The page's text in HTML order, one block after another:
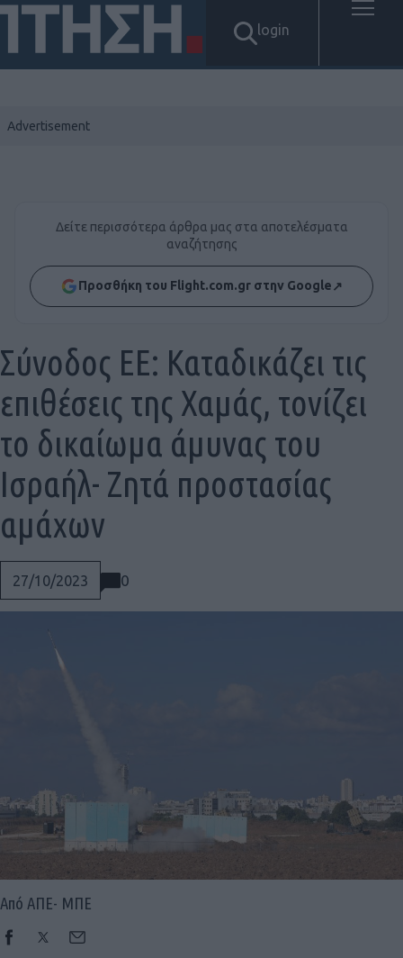
login
Δείτε περισσότερα άρθρα μας στα αποτελέσματα
αναζήτησης
Προσθήκη του Flight.com.gr στην Google↗
27/10/2023 0
Σύνοδος ΕΕ: Καταδικάζει τις
επιθέσεις της Χαμάς, τονίζει
το δικαίωμα άμυνας του
Ισραήλ- Ζητά προστασίας
αμάχων
Από ΑΠΕ- ΜΠΕ